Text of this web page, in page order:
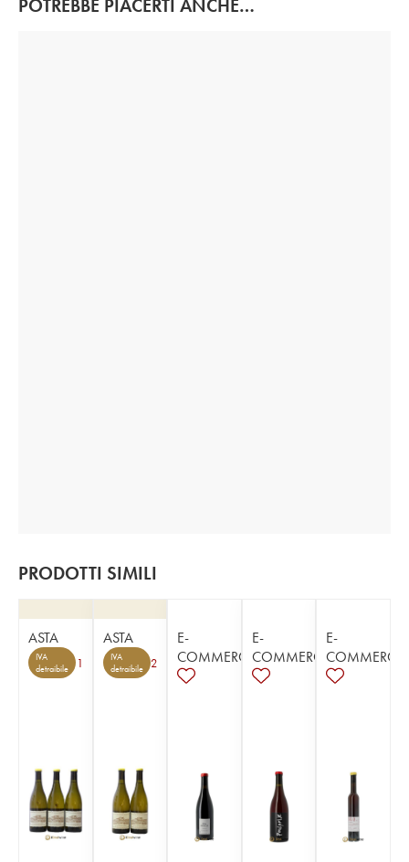
POTREBBE PIACERTI ANCHE…
PRODOTTI SIMILI
ASTA
IVA
detraibile
1
ASTA
IVA
detraibile
2
E-
COMMERCE
E-
COMMERCE
E-
COMMERCE